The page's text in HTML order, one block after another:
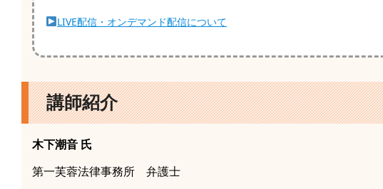
LIVE配信・オンデマンド配信について
講師紹介
木下潮音 氏
第一芙蓉法律事務所 弁護士